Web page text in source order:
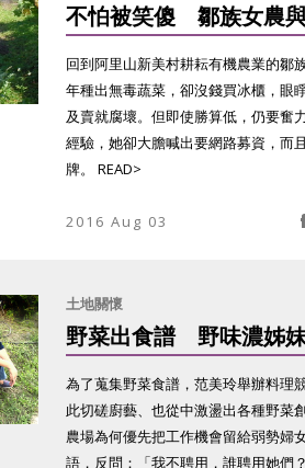
不怕被笑傻 鄒族女農
回到阿里山新美村耕耘有機農業的鄒
年種出無毒蔬菜，卻沒錢買冰櫃，眼
及賣就腐壞。但即使勝算低，仍要奮
經驗，她卻大膽喊出要網路募資，而
牌。 READ>
2016 Aug 03
土地關懷
野菜出食譜 野味濃姊
為了蒐集野菜食譜，范美玲舉辦料理
此切磋廚藝、也從中激盪出各種野菜
農場為何優先把工作機會留給弱勢婦
語，反問：「我不聘用，誰聘用她們